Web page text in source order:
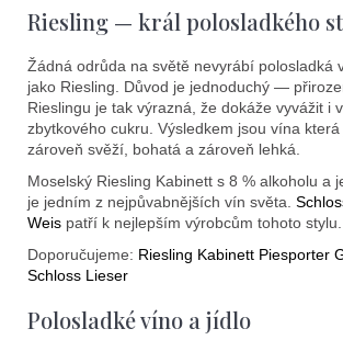
Riesling — král polosladkého
Žádná odrůda na světě nevyrábí polosladká
jako Riesling. Důvod je jednoduchý —
Rieslingu je tak výrazná, že dokáže vyvážit i
zbytkového cukru. Výsledkem jsou vína
zároveň svěží, bohatá a zároveň lehká.
Moselský Riesling Kabinett s 8 % alkoholu a
je jedním z nejpůvabnějších vín světa.
Weis patří k nejlepším výrobcům tohoto stylu.
Doporučujeme: Riesling Kabinett Piesporter
Schloss Lieser
Polosladké víno a jídlo